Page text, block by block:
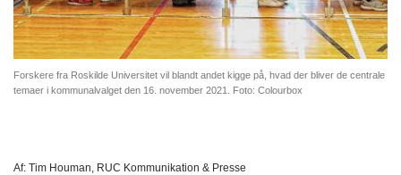
Forskere fra Roskilde Universitet vil blandt andet kigge på, hvad der bliver de centrale
temaer i kommunalvalget den 16. november 2021. Foto: Colourbox
Af: Tim Houman, RUC Kommunikation & Presse